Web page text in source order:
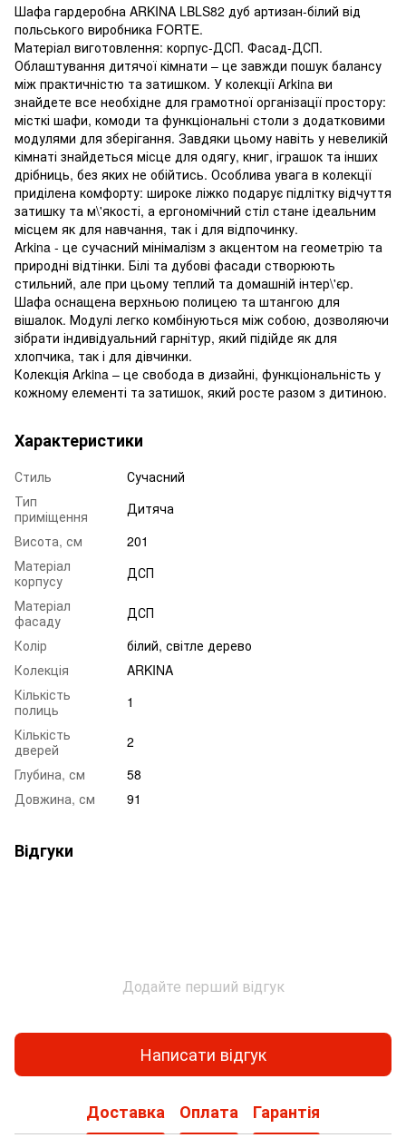
Шафа гардеробна ARKINA LBLS82 дуб артизан-білий від
польського виробника FORTE.
Матеріал виготовлення: корпус-ДСП. Фасад-ДСП.
Облаштування дитячої кімнати – це завжди пошук балансу
між практичністю та затишком. У колекції Arkina ви
знайдете все необхідне для грамотної організації простору:
місткі шафи, комоди та функціональні столи з додатковими
модулями для зберігання. Завдяки цьому навіть у невеликій
кімнаті знайдеться місце для одягу, книг, іграшок та інших
дрібниць, без яких не обійтись. Особлива увага в колекції
приділена комфорту: широке ліжко подарує підлітку відчуття
затишку та м\'якості, а ергономічний стіл стане ідеальним
місцем як для навчання, так і для відпочинку.
Arkina - це сучасний мінімалізм з акцентом на геометрію та
природні відтінки. Білі та дубові фасади створюють
стильний, але при цьому теплий та домашній інтер\'єр.
Шафа оснащена верхньою полицею та штангою для
вішалок. Модулі легко комбінуються між собою, дозволяючи
зібрати індивідуальний гарнітур, який підійде як для
хлопчика, так і для дівчинки.
Колекція Arkina – це свобода в дизайні, функціональність у
кожному елементі та затишок, який росте разом з дитиною.
Характеристики
Стиль
Сучасний
Тип
приміщення
Дитяча
Висота, см
201
Матеріал
корпусу
ДСП
Матеріал
фасаду
ДСП
Колір
білий, світле дерево
Колекція
ARKINA
Кількість
полиць
1
Кількість
дверей
2
Глубина, см
58
Довжина, см
91
Відгуки
Додайте перший відгук
Написати відгук
Доставка Оплата Гарантія